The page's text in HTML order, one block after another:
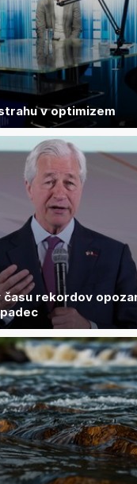
v optimizem
času rekordov